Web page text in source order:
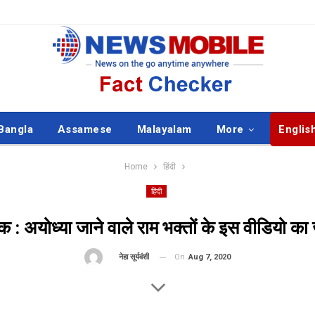
Assamese Malayalam More
Home हिंदी
हिंदी
अयोध्या जाने वाले राम भक्तों के इस वीडियो
नेहा सूर्यवंशी On Aug 7, 2020